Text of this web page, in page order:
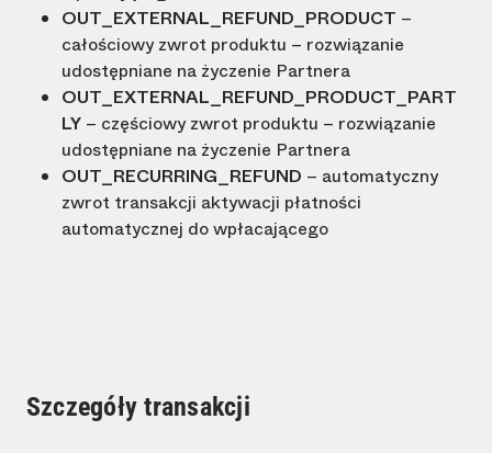
OUT_EXTERNAL_REFUND_PRODUCT –
całościowy zwrot produktu – rozwiązanie
udostępniane na życzenie Partnera
OUT_EXTERNAL_REFUND_PRODUCT_PART
LY – częściowy zwrot produktu – rozwiązanie
udostępniane na życzenie Partnera
OUT_RECURRING_REFUND – automatyczny
zwrot transakcji aktywacji płatności
automatycznej do wpłacającego
Szczegóły transakcji